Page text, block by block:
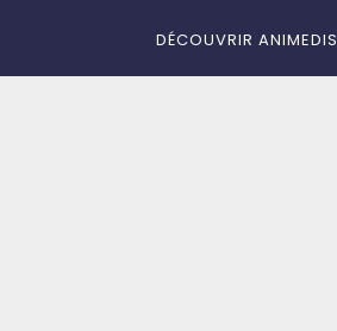
DÉCOUVRIR ANIMEDIS